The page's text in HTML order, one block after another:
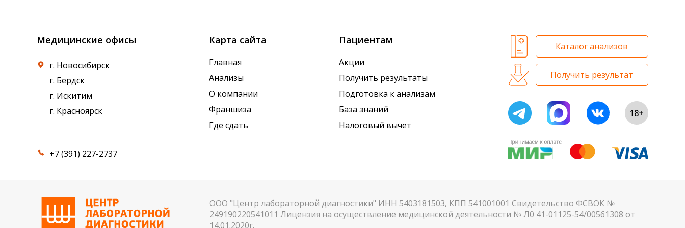
Медицинские офисы
г. Новосибирск
г. Бердск
г. Искитим
г. Красноярск
+7 (391) 227-2737
Карта сайта
Главная
Анализы
О компании
Франшиза
Где сдать
Пациентам
Акции
Получить результаты
Подготовка к анализам
База знаний
Налоговый вычет
Каталог анализов
Получить результат
ООО "Центр лабораторной диагностики" ИНН 5403181503, КПП 541001001 Свидетельство ФСВОК №
249190220541011 Лицензия на осуществление медицинской деятельности № Л0 41-01125-54/00561308 от
14.01.2020г.